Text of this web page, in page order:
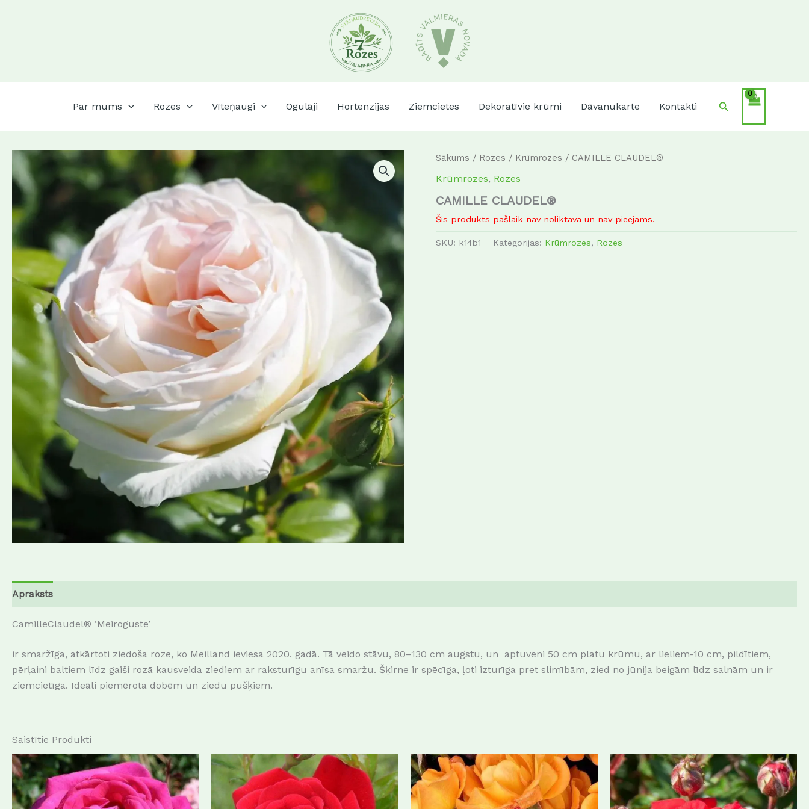
Par mums Rozes Vīteņaugi Ogulāji Hortenzijas Ziemcietes Dekoratīvie krūmi Dāvanukarte Kontakti Search
Sākums / Rozes / Krūmrozes / CAMILLE CLAUDEL®
Krūmrozes, Rozes
CAMILLE CLAUDEL®
Šis produkts pašlaik nav noliktavā un nav pieejams.
SKU: k14b1 Kategorijas: Krūmrozes, Rozes
Apraksts
CamilleClaudel® ‘Meiroguste’
ir smaržīga, atkārtoti ziedoša roze, ko Meilland ieviesa 2020. gadā. Tā veido stāvu, 80–130 cm augstu, un aptuveni 50 cm platu krūmu, ar lieliem-10 cm, pildītiem,
pērļaini baltiem līdz gaiši rozā kausveida ziediem ar raksturīgu anīsa smaržu. Šķirne ir spēcīga, ļoti izturīga pret slimībām, zied no jūnija beigām līdz salnām un ir
ziemcietīga. Ideāli piemērota dobēm un ziedu pušķiem.
Saistītie Produkti
This
product
has
This
product
has
This
product
has
This
product
has